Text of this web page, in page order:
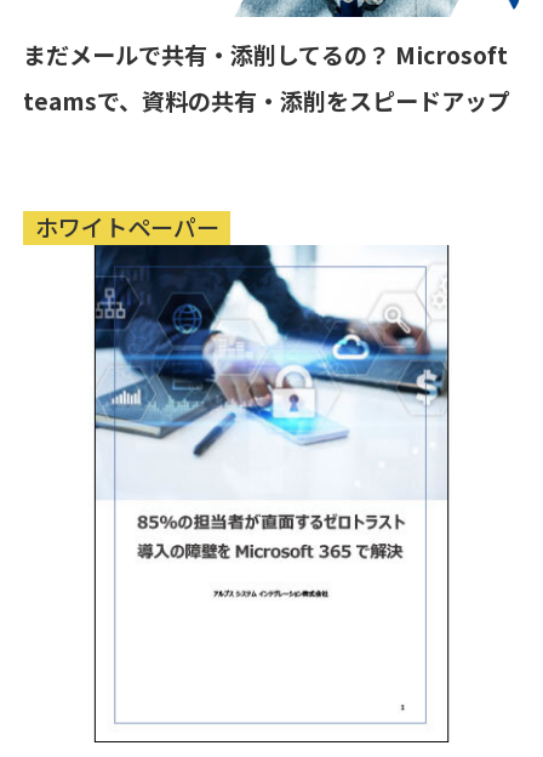
まだメールで共有・添削してるの？ Microsoft
teamsで、資料の共有・添削をスピードアップ
ホワイトペーパー